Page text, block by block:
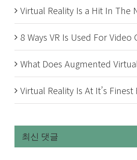
Virtual Reality Is a Hit In The
8 Ways VR Is Used For Video
What Does Augmented
Virtual Reality Is At It’s
최신 댓글